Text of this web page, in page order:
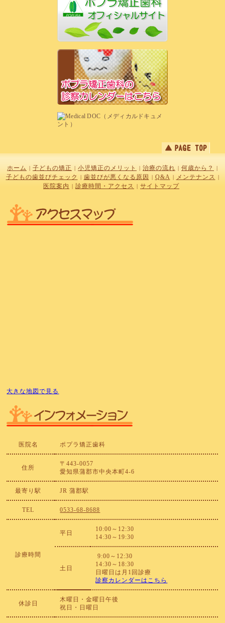
ホーム 子どもの矯正 小児矯正のメリット 治療の流れ 何歳から？
子どもの歯並びチェック 歯並びが悪くなる原因 Q&A メンテナンス
医院案内 診療時間・アクセス サイトマップ
大きな地図で見る
医院名 ポプラ矯正歯科
住所
〒443-0057
愛知県蒲郡市中央本町4-6
最寄り駅 JR 蒲郡駅
TEL 0533-68-8688
診療時間
平日
10:00～12:30
14:30～19:30
土日
9:00～12:30
14:30～18:30
日曜日は月1回診療
診察カレンダーはこちら
休診日
木曜日・金曜日午後
祝日・日曜日